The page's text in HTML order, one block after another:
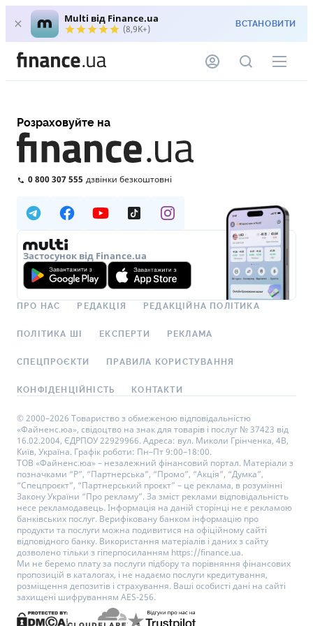
Multi від Finance.ua
(8,9K+) ВСТАНОВИТИ
Розраховуйте на
0 800 307 555 дзвінки безкоштовні
Застосунок від Finance.ua
ПРО НАС РЕДАКЦІЯ РЕДАКЦІЙНА ПОЛІТИКА
ПОЛІТИКА ШІ ЕКСПЕРТИ РЕКЛАМА
СПЕЦПРОЄКТИ ПРАВИЛА КОРИСТУВАННЯ
КОНФІДЕНЦІЙНІСТЬ КОНТАКТИ
© 2000–2026 Товариство з обмеженою відповідальністю
«Файненс.юа», свідоцтво на знак для товарів і послуг № 37423 від
16.02.2004, ЄДРПОУ 22929966. Адреса: вул. Миколи Грінченка, 4В,
Київ, Україна. Графік роботи: Пн–Пт 9:00–18:00.
ТОВ «Файненс.юа» – незалежний фінансовий портал. Матеріали з
позначками “Р”, “Партнерська”, “Промо”, “Акція”, “Думка”,
“Спецпроєкт”, “Партнерський проєкт” – це реклама, в розумінні
Закону України “Про рекламу”. За зміст реклами відповідальність
несе рекламодавець. Інформація на даній сторінці не є рекламою
банківських послуг. Верифіковану банком інформацію про
продукти та послуги можна подивитися на офіційному сайті
відповідного банку. Використання матеріалів і даних з сайту
дозволено тільки з гіперпосиланням https://finance.ua.
Ми не беремо плату за послуги підбору та порівняння фінансових
пропозицій в каталогах, і не надаємо послуги кредитування,
розміщення депозитів і страхування. Ваші особисті дані на сайті
захищені шифруванням AES-256.